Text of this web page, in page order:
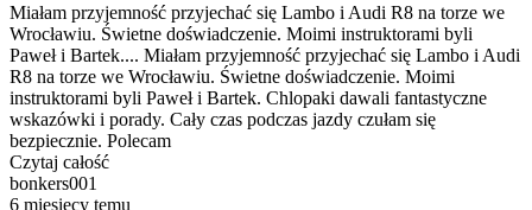
Miałam przyjemność przyjechać się Lambo i Audi R8 na torze we
Wrocławiu. Świetne doświadczenie. Moimi instruktorami byli
Paweł i Bartek.... Miałam przyjemność przyjechać się Lambo i Audi
R8 na torze we Wrocławiu. Świetne doświadczenie. Moimi
instruktorami byli Paweł i Bartek. Chlopaki dawali fantastyczne
wskazówki i porady. Cały czas podczas jazdy czułam się
bezpiecznie. Polecam
Czytaj całość
bonkers001
6 miesięcy temu